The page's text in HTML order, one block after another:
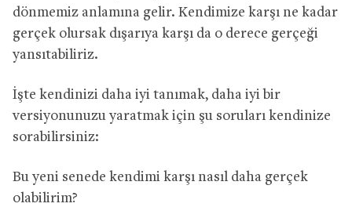
dönmemiz anlamına gelir. Kendimize karşı ne kadar
gerçek olursak dışarıya karşı da o derece gerçeği
yansıtabiliriz.
İşte kendinizi daha iyi tanımak, daha iyi bir
versiyonunuzu yaratmak için şu soruları kendinize
sorabilirsiniz:
Bu yeni senede kendimi karşı nasıl daha gerçek
olabilirim?